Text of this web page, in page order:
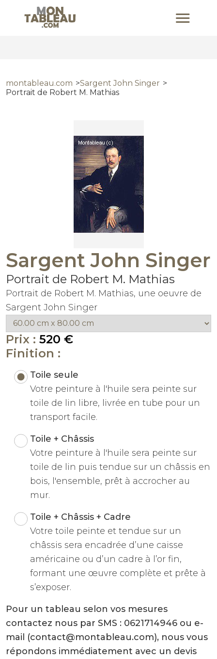
montableau.com
Sargent John Singer
Portrait de Robert M. Mathias
Sargent John Singer
Portrait de Robert M. Mathias
Portrait de Robert M. Mathias, une oeuvre de
Sargent John Singer
Prix : 520 €
Finition :
Toile seule
Votre peinture à l'huile sera peinte sur
toile de lin libre, livrée en tube pour un
transport facile.
Toile + Châssis
Votre peinture à l'huile sera peinte sur
toile de lin puis tendue sur un châssis en
bois, l'ensemble, prêt à accrocher au
mur.
Toile + Châssis + Cadre
Votre toile peinte et tendue sur un
châssis sera encadrée d’une caisse
américaine ou d’un cadre à l’or fin,
formant une œuvre complète et prête à
s’exposer.
Pour un tableau selon vos mesures
contactez nous par SMS : 0621714946 ou e-
mail (contact@montableau.com), nous vous
répondons immédiatement avec un devis